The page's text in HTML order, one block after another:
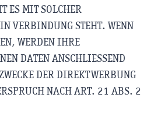
ES MIT SOLCHER
VERBINDUNG STEHT. WENN
WERDEN IHRE
DATEN ANSCHLIESSEND
DER DIREKTWERBUNG
NACH ART. 21 ABS. 2